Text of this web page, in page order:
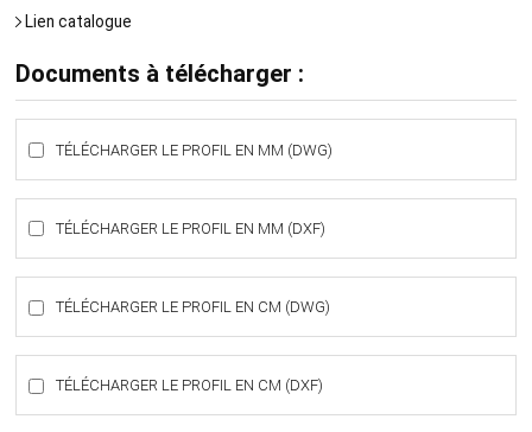
Lien catalogue
Documents à télécharger :
TÉLÉCHARGER LE PROFIL EN MM (DWG)
TÉLÉCHARGER LE PROFIL EN MM (DXF)
TÉLÉCHARGER LE PROFIL EN CM (DWG)
TÉLÉCHARGER LE PROFIL EN CM (DXF)